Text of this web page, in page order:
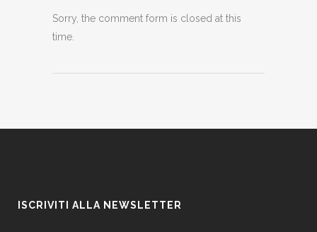
Sorry, the comment form is closed at this
time.
ISCRIVITI ALLA NEWSLETTER